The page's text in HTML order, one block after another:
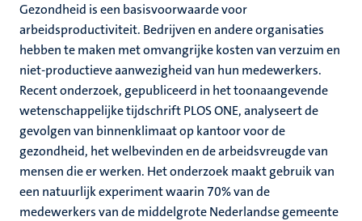
Gezondheid is een basisvoorwaarde voor
arbeidsproductiviteit. Bedrijven en andere organisaties
hebben te maken met omvangrijke kosten van verzuim en
niet-productieve aanwezigheid van hun medewerkers.
Recent onderzoek, gepubliceerd in het toonaangevende
wetenschappelijke tijdschrift PLOS ONE, analyseert de
gevolgen van binnenklimaat op kantoor voor de
gezondheid, het welbevinden en de arbeidsvreugde van
mensen die er werken. Het onderzoek maakt gebruik van
een natuurlijk experiment waarin 70% van de
medewerkers van de middelgrote Nederlandse gemeente